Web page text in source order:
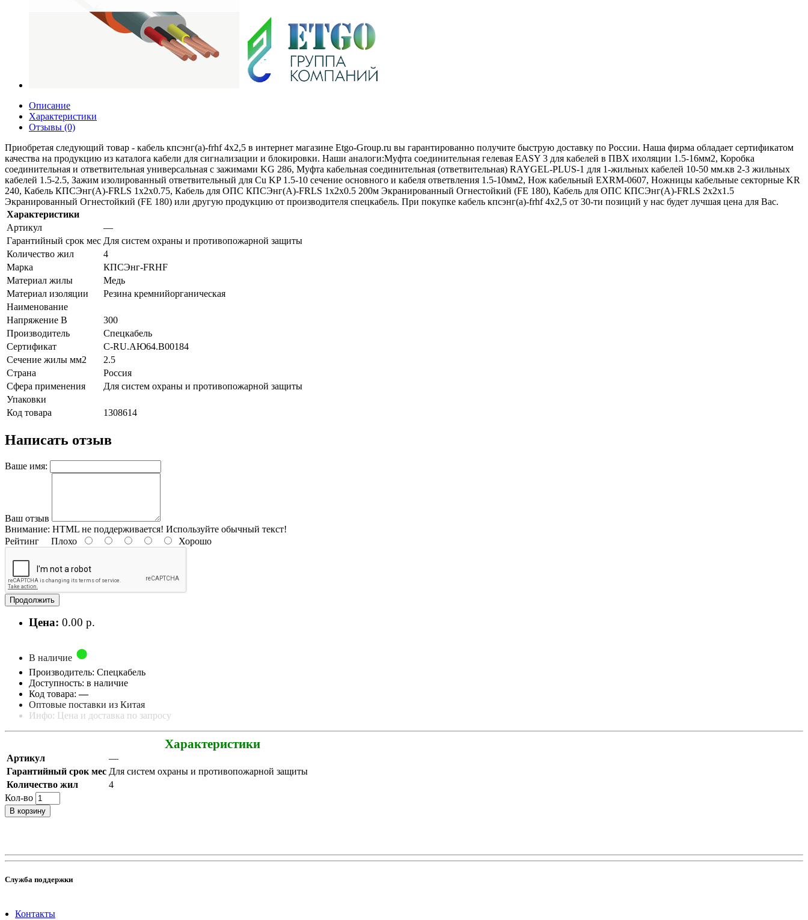
Описание
Характеристики
Отзывы (0)
Приобретая следующий товар - кабель кпсэнг(а)-frhf 4х2,5 в интернет магазине Etgo-Group.ru вы гарантированно получите быструю доставку по России. Наша фирма обладает сертификатом
качества на продукцию из каталога кабели для сигнализации и блокировки. Наши аналоги:Муфта соединительная гелевая EASY 3 для кабелей в ПВХ ихоляции 1.5-16мм2, Коробка
соединительная и ответвительная универсальная с зажимами KG 286, Муфта кабельная соединительная (ответвительная) RAYGEL-PLUS-1 для 1-жильных кабелей 10-50 мм.кв 2-3 жильных
кабелей 1.5-2.5, Зажим изолированный ответвительный для Cu KP 1.5-10 сечение основного и кабеля ответвления 1.5-10мм2, Нож кабельный EXRM-0607, Ножницы кабельные секторные KR
240, Кабель КПСЭнг(А)-FRLS 1х2х0.75, Кабель для ОПС КПСЭнг(А)-FRLS 1х2х0.5 200м Экранированный Огнестойкий (FE 180), Кабель для ОПС КПСЭнг(А)-FRLS 2х2х1.5
Экранированный Огнестойкий (FE 180) или другую продукцию от производителя спецкабель. При покупке кабель кпсэнг(а)-frhf 4х2,5 от 30-ти позиций у нас будет лучшая цена для Вас.
Характеристики
Артикул
—
Гарантийный срок мес Для систем охраны и противопожарной защиты
Количество жил
4
Марка
КПСЭнг-FRHF
Материал жилы
Медь
Материал изоляции
Резина кремнийорганическая
Наименование
Напряжение В
300
Производитель
Спецкабель
Сертификат
C-RU.АЮ64.B00184
Сечение жилы мм2
2.5
Страна
Россия
Сфера применения
Для систем охраны и противопожарной защиты
Упаковки
Код товара
1308614
Написать отзыв
Ваше имя:
Ваш отзыв
Внимание: HTML не поддерживается! Используйте обычный текст!
Рейтинг Плохо Хорошо
Продолжить
Цена: 0.00 р.
В наличие
Производитель: Спецкабель
Доступность: в наличие
Код товара:—
Оптовые поставки из Китая
Инфо: Цена и доставка по запросу
Характеристики
Артикул
—
Гарантийный срок мес Для систем охраны и противопожарной защиты
Количество жил
4
Кол-во
В корзину
Служба поддержки
Контакты